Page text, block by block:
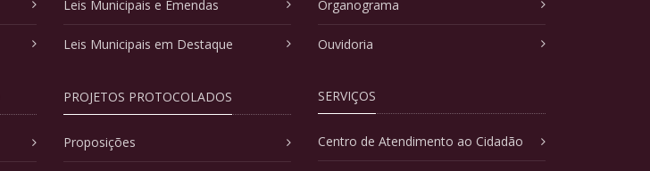
Leis Municipais e Emendas
Leis Municipais em Destaque
PROJETOS PROTOCOLADOS
Proposições
Organograma
Ouvidoria
SERVIÇOS
Centro de Atendimento ao Cidadão